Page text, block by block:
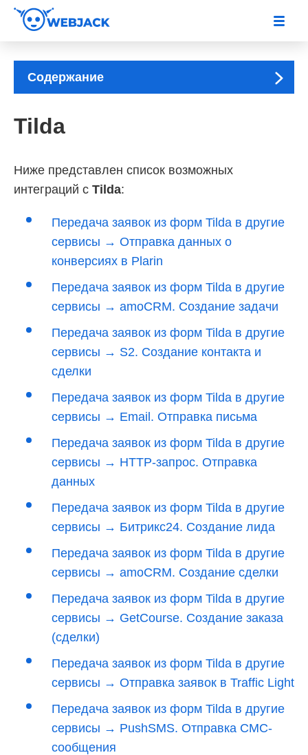
Содержание
Tilda
Ниже представлен список возможных
интеграций с Tilda:
Передача заявок из форм Tilda в другие
сервисы → Отправка данных о
конверсиях в Plarin
Передача заявок из форм Tilda в другие
сервисы → amoCRM. Создание задачи
Передача заявок из форм Tilda в другие
сервисы → S2. Создание контакта и
сделки
Передача заявок из форм Tilda в другие
сервисы → Email. Отправка письма
Передача заявок из форм Tilda в другие
сервисы → HTTP-запрос. Отправка
данных
Передача заявок из форм Tilda в другие
сервисы → Битрикс24. Создание лида
Передача заявок из форм Tilda в другие
сервисы → amoCRM. Создание сделки
Передача заявок из форм Tilda в другие
сервисы → GetCourse. Создание заказа
(сделки)
Передача заявок из форм Tilda в другие
сервисы → Отправка заявок в Traffic Light
Передача заявок из форм Tilda в другие
сервисы → PushSMS. Отправка СМС-
сообщения